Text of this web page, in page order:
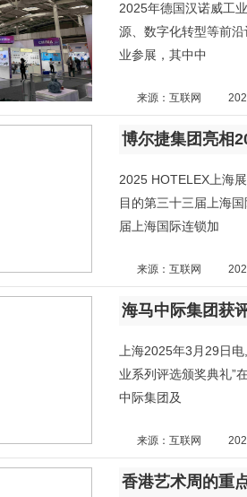
2025年德国汉诺威工
源、数字化转型等前
业参展，其中中
来源：互联网
2025 HOTELEX上海
目的第三十三届上海
届上海国际连锁加
来源：互联网
海马中际集团获
上海2025年3月29日
业系列评选颁奖典礼”
中际集团及
来源：互联网